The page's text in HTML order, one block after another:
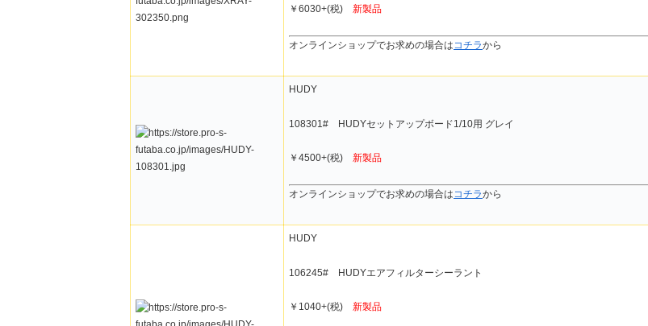
￥6030+(税) 新製品
オンラインショップでお求めの場合はコチラから
HUDY
108301# HUDYセットアップボード1/10用 グレイ
￥4500+(税) 新製品
オンラインショップでお求めの場合はコチラから
HUDY
106245# HUDYエアフィルターシーラント
￥1040+(税) 新製品